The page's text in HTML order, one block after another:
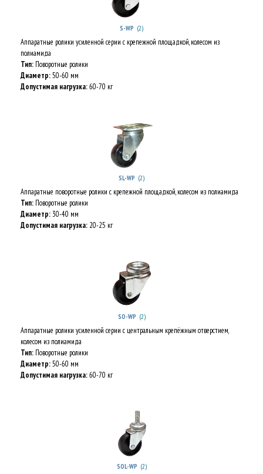
S-WP (2)
Аппаратные ролики усиленной серии с крепежной площадкой, колесом из
полиамида
Тип: Поворотные ролики
Диаметр:50-60 мм
Допустимая нагрузка:60-70 кг
SL-WP (2)
Аппаратные поворотные ролики с крепежной площадкой, колесом из полиамида
Тип: Поворотные ролики
Диаметр:30-40 мм
Допустимая нагрузка: 20-25 кг
SO-WP (2)
Аппаратные ролики усиленной серии с центральным крепёжным отверстием,
колесом из полиамида
Тип: Поворотные ролики
Диаметр:50-60 мм
Допустимая нагрузка:60-70 кг
SOL-WP (2)